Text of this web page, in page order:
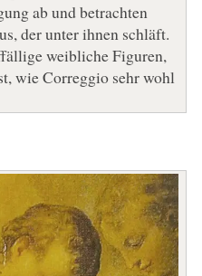
ab und betrachten
der unter ihnen schläft.
weibliche Figuren,
wie Correggio sehr wohl